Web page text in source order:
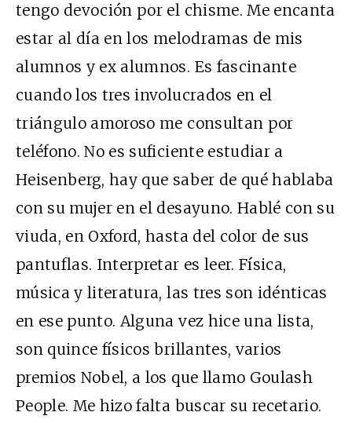
tengo devoción por el chisme. Me encanta
estar al día en los melodramas de mis
alumnos y ex alumnos. Es fascinante
cuando los tres involucrados en el
triángulo amoroso me consultan por
teléfono. No es suficiente estudiar a
Heisenberg, hay que saber de qué hablaba
con su mujer en el desayuno. Hablé con su
viuda, en Oxford, hasta del color de sus
pantuflas. Interpretar es leer. Física,
música y literatura, las tres son idénticas
en ese punto. Alguna vez hice una lista,
son quince físicos brillantes, varios
premios Nobel, a los que llamo Goulash
People. Me hizo falta buscar su recetario.